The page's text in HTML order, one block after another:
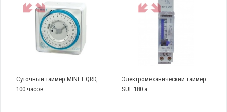
Суточный таймер MINI T QRD,
100 часов
Электромеханический таймер
SUL 180 a